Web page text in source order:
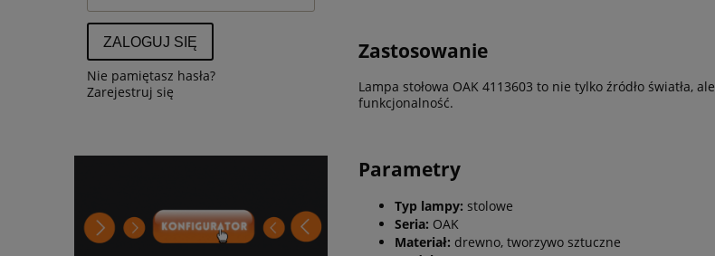
ZALOGUJ SIĘ
Nie pamiętasz hasła?
Zarejestruj się
Zastosowanie
Lampa stołowa OAK 4113603 to nie tylko źródło światła,
funkcjonalność.
Parametry
Typ lampy: stolowe
Seria: OAK
Materiał: drewno, tworzywo sztuczne